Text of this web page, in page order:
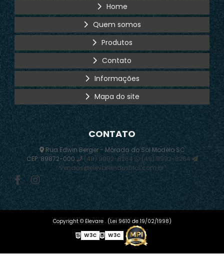
Home
Quem somos
Produtos
Contato
Informações
Mapa do site
CONTATO
Rua Edwin Berger - Morada do Sol Modelo SC
CEP: 89872-000
(49) 9992-8264
(49) 9992-8264
vendas@elevareindustrial.com.br
Copyright © Elevare . (Lei 9610 de 19/02/1998)
W3C
W3C